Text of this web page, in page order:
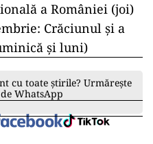
a României (joi)
Crăciunul și a
și luni)
cu toate știrile? Urmărește
WhatsApp